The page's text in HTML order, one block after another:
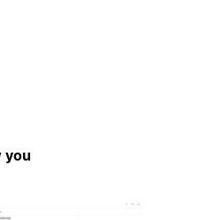
you